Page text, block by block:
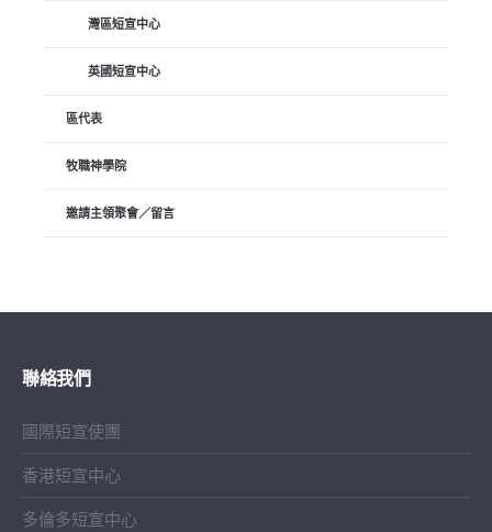
灣區短宣中心
英國短宣中心
區代表
牧職神學院
邀請主領聚會／留言
聯絡我們
國際短宣使團
香港短宣中心
多倫多短宣中心